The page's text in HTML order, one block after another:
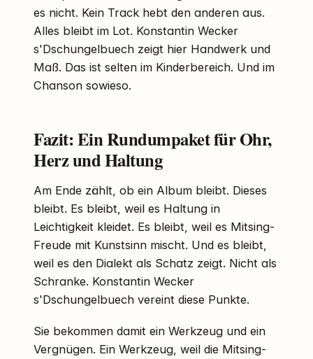
es nicht. Kein Track hebt den anderen aus.
Alles bleibt im Lot. Konstantin Wecker
s'Dschungelbuech zeigt hier Handwerk und
Maß. Das ist selten im Kinderbereich. Und im
Chanson sowieso.
Fazit: Ein Rundumpaket für Ohr,
Herz und Haltung
Am Ende zählt, ob ein Album bleibt. Dieses
bleibt. Es bleibt, weil es Haltung in
Leichtigkeit kleidet. Es bleibt, weil es Mitsing-
Freude mit Kunstsinn mischt. Und es bleibt,
weil es den Dialekt als Schatz zeigt. Nicht als
Schranke. Konstantin Wecker
s'Dschungelbuech vereint diese Punkte.
Sie bekommen damit ein Werkzeug und ein
Vergnügen. Ein Werkzeug, weil die Mitsing-